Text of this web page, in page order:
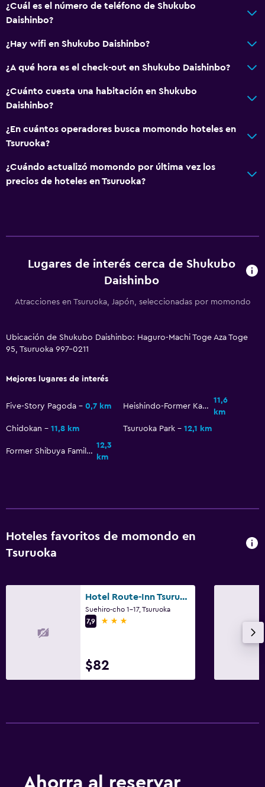
Salud y seguridad
Limpieza diaria
Botiquín de primeros auxilios
TV de pantalla plana
Aire libre
Jardín
Zona de trabajo
Comedor
Acceso con llave
Ideal para familias
¿Cuál es el número de teléfono de Shukubo
Daishinbo?
¿Hay wifi en Shukubo Daishinbo?
¿A qué hora es el check-out en Shukubo Daishinbo?
¿Cuánto cuesta una habitación en Shukubo
Daishinbo?
¿En cuántos operadores busca momondo hoteles en
Tsuruoka?
¿Cuándo actualizó momondo por última vez los
precios de hoteles en Tsuruoka?
Lugares de interés cerca de Shukubo
Daishinbo
Atracciones en Tsuruoka, Japón, seleccionadas por momondo
Ubicación de Shukubo Daishinbo: Haguro-Machi Toge Aza Toge
95, Tsuruoka 997-0211
Mejores lugares de interés
Five-Story Pagoda 0,7 km Heishindo-Former Kazama Family Residence
11,6
km
Chidokan
11,8 km Tsuruoka Park 12,1 km
Former Shibuya Family Residence of Layered House
12,3
km
Hoteles favoritos de momondo en
Tsuruoka
Hotel Route-Inn Tsuruoka Ekimae
Suehiro-cho 1-17, Tsuruoka
7,9
3 estrellas
$82
Ahorra al reservar